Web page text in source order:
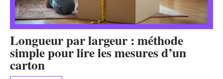
Longueur par largeur : méthode
simple pour lire les mesures d’un
carton